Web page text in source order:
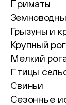
Приматы
Грызуны и
Крупный
Мелкий
Птицы
Свиньи
Сезонные